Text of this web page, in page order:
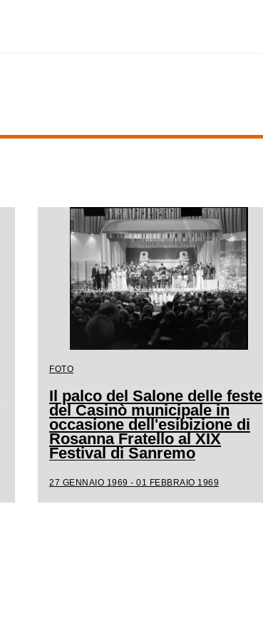
FOTO
Il palco del Salone delle feste
del Casinò municipale in
occasione dell'esibizione di
Rosanna Fratello al XIX
Festival di Sanremo
27 GENNAIO 1969 - 01 FEBBRAIO 1969